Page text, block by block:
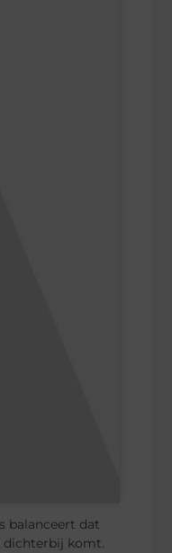
balanceert dat
dichterbij komt.